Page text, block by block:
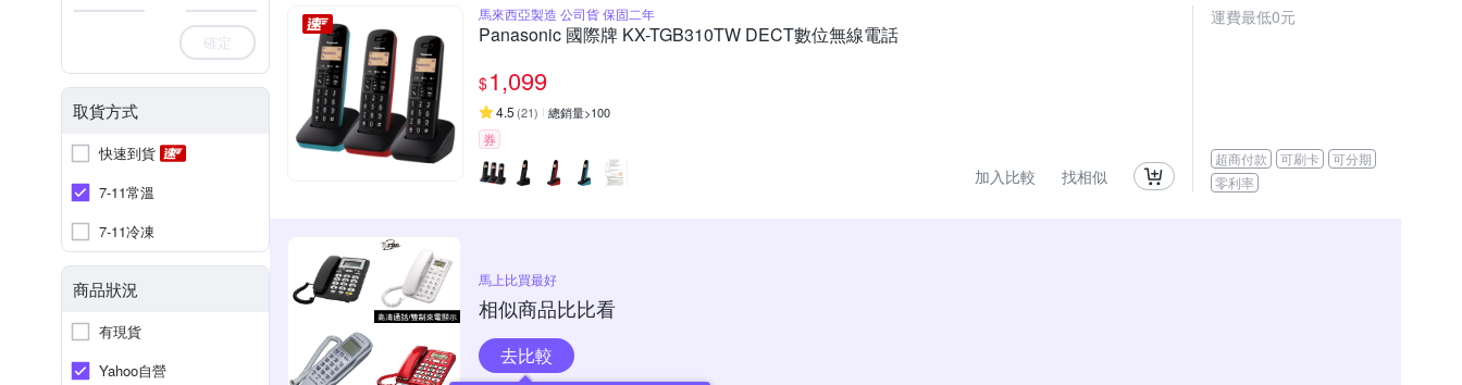
確定
取貨方式
快速到貨
7-11常溫
7-11冷凍
商品狀況
有現貨
Yahoo自營
馬來西亞製造 公司貨 保固二年
Panasonic 國際牌 KX-TGB310TW DECT數位無線電話
$1,099
4.5 (21) 總銷量>100
券
加入比較 找相似
運費最低0元
超商付款 可刷卡
可分期
零利率
馬上比買最好
相似商品比比看
去比較